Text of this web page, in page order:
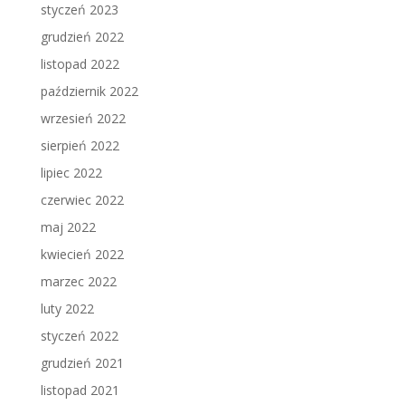
styczeń 2023
grudzień 2022
listopad 2022
październik 2022
wrzesień 2022
sierpień 2022
lipiec 2022
czerwiec 2022
maj 2022
kwiecień 2022
marzec 2022
luty 2022
styczeń 2022
grudzień 2021
listopad 2021